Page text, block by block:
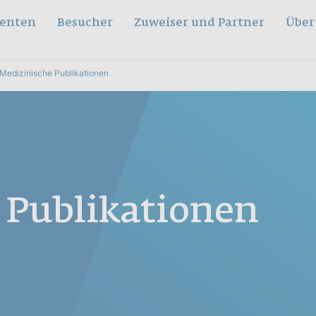
Besucher Zuweiser und Partner
Medizinische Publikationen